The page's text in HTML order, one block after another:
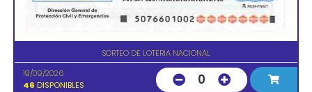
SORTEO DE LOTERIA NACIONAL
19/09/2026
46 DISPONIBLES 0